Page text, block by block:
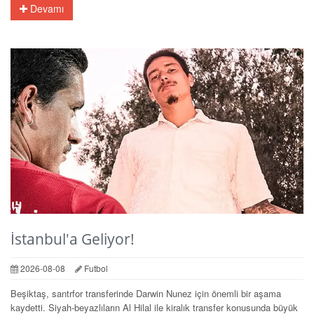
Devamı
İstanbul'a Geliyor!
2026-08-08 Futbol
Beşiktaş, santrfor transferinde Darwin Nunez için önemli bir aşama
kaydetti. Siyah-beyazlıların Al Hilal ile kiralık transfer konusunda büyük